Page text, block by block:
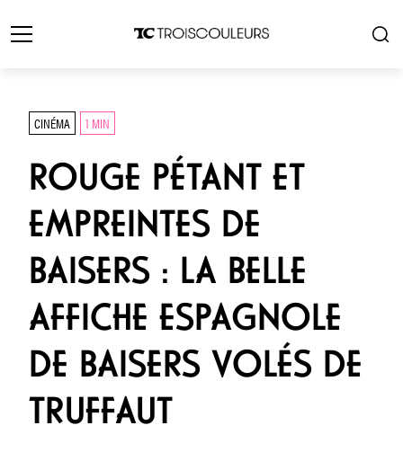
CINÉMA 1 MIN
ROUGE PÉTANT ET
EMPREINTES DE
BAISERS : LA BELLE
AFFICHE ESPAGNOLE
DE BAISERS VOLÉS DE
TRUFFAUT